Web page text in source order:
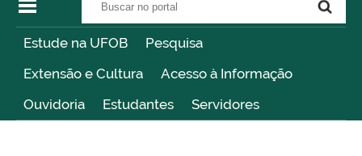
Estude na UFOB
Pesquisa
Extensão e Cultura
Acesso à Informação
Ouvidoria
Estudantes Servidores